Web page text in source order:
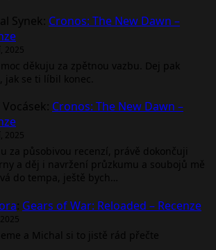
Synek: Cronos: The New Dawn –
2025
děkuju za zpětnou vazbu. Dej pak
jak se ti líbil konec.
Vocásek: Cronos: The New Dawn –
2025
za působivou recenzí, právě dokončuji
a děj i navržení průzkumu a soubojů mě
do tempa, ještě bych…
: Gears of War: Reloaded – Recenze
a Michal si to jistě rád přečte